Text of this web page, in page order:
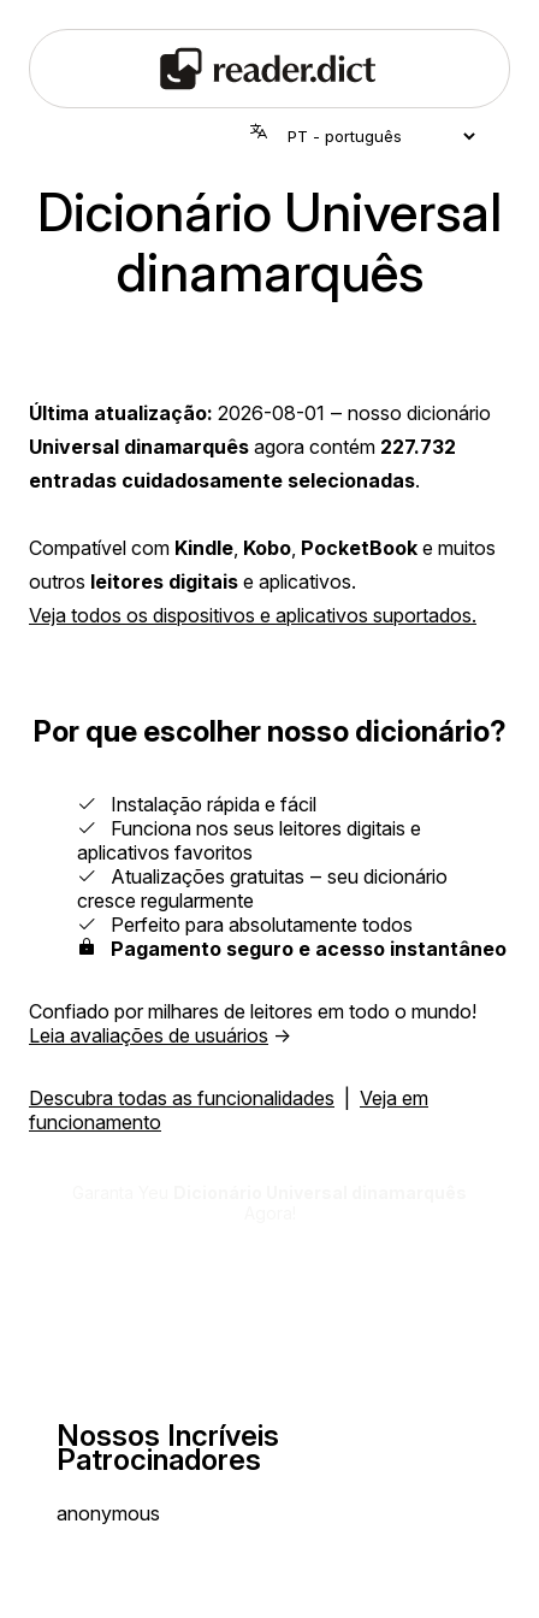
Dicionário Universal
dinamarquês
Última atualização: 2026-08-01 ‒ nosso dicionário
Universal dinamarquês agora contém 227.732
entradas cuidadosamente selecionadas.
Compatível com Kindle Kobo PocketBook e muitos
outros leitores digitais e aplicativos.
Veja todos os dispositivos e aplicativos suportados.
Por que escolher nosso dicionário?
Instalação rápida e fácil
Funciona nos seus leitores digitais e
aplicativos favoritos
Atualizações gratuitas ‒ seu dicionário
cresce regularmente
Perfeito para absolutamente todos
Pagamento seguro e acesso instantâneo
Confiado por milhares de leitores em todo o mundo!
Leia avaliações de usuários →
Descubra todas as funcionalidades
Veja em
funcionamento
Nossos Incríveis
Patrocinadores
anonymous